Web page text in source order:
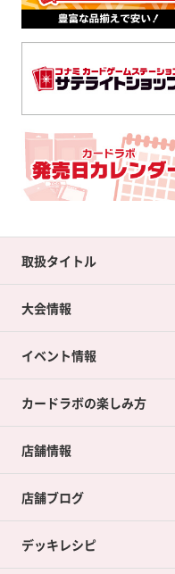
取扱タイトル
大会情報
イベント情報
カードラボの楽しみ方
店舗情報
店舗ブログ
デッキレシピ